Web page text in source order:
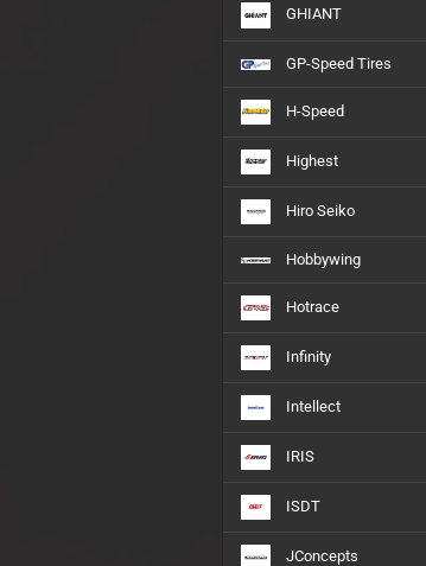
GHIANT
GP-Speed Tires
H-Speed
Highest
Hiro Seiko
Hobbywing
Hotrace
Infinity
Intellect
IRIS
ISDT
JConcepts